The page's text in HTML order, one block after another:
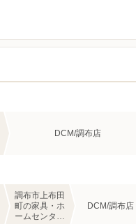
DCM/調布店
調布市上布田
町の家具・ホ
ームセンター
DCM/調布店